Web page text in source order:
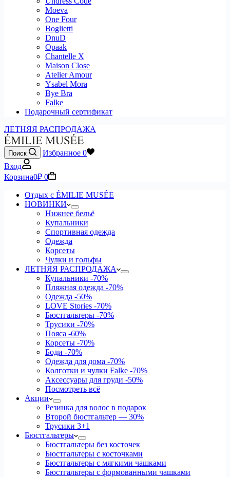
Moeva
One Four
Boglietti
DnuD
Opaak
Chantelle X
Maison Close
Atelier Amour
Ysabel Mora
Bye Bra
Falke
Подарочный сертификат
ЛЕТНЯЯ РАСПРОДАЖА
Поиск Избранное 0
Вход
Корзина0₽ 0
Отдых с ÉMILIE MUSÉE
НОВИНКИ
Нижнее бельё
Купальники
Спортивная одежда
Одежда
Корсеты
Чулки и гольфы
ЛЕТНЯЯ РАСПРОДАЖА
Купальники -70%
Пляжная одежда -70%
Одежда -50%
LOVE Stories -70%
Бюстгальтеры -70%
Трусики -70%
Пояса -60%
Корсеты -70%
Боди -70%
Одежда для дома -70%
Колготки и чулки Falke -70%
Аксессуары для груди -50%
Посмотреть всё
Акции
Резинка для волос в подарок
Второй бюстгальтер — 30%
Трусики 3+1
Бюстгальтеры
Бюстгальтеры без косточек
Бюстгальтеры с косточками
Бюстгальтеры с мягкими чашками
Бюстгальтеры с формованными чашками